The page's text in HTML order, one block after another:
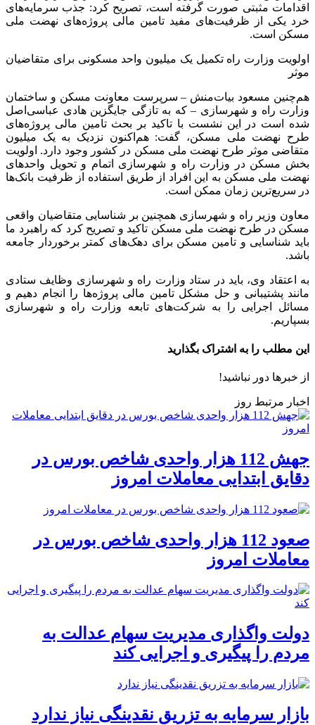
اقدامات مثبتی صورت گرفته است، تصریح کرد: جذب سرمایه‌های
خرد یکی از ظرفیت‌های مفید تامین مالی پروژه‌های نهضت ملی
مسکن است.
اولویت وزارت راه تکمیل یک میلیون واحد مسکونی برای متقاضیان
موثر
هم‌چنین مسعود بیات‌منش – سرپرست معاونت مسکن و ساختمان
وزارت راه و شهرسازی – که به تازگی جایگزین هادی عباسی‌اصل
شده است در این نشست با تاکید بر بحث تامین مالی پروژه‌های
طرح نهضت ملی مسکن، گفت: هم‌اکنون نزدیک به یک میلیون
متقاضی موثر طرح نهضت ملی مسکن در کشور وجود دارد. اولویت
بخش مسکن در وزارت راه و شهرسازی اتمام و تحویل واحدهای
نهضت ملی مسکن به این افراد از طریق استفاده از ظرفیت بانک‌ها
در سریع‌ترین زمان ممکن است.
معاون وزیر راه و شهرسازی همچنین بر شناسایی متقاضیان واقعی
مسکن در طرح نهضت ملی مسکن تاکید و تصریح کرد که راهبرد ما
باید شناسایی و تامین مسکن برای دهک‌های کمتر برخوردار جامعه
باشد.
به اعتقاد وی، باید در ستاد وزارت راه و شهرسازی وظایف ستادی
مانند پشتیبانی و حل مشکل تامین مالی پروژه‌ها را انجام دهیم و
مسائل اجرایی را به شرکت‌های تابعه وزارت راه و شهرسازی
بسپاریم.
این مطلب را به اشتراک بگذارید
از خبرها دور نباشید!
اخبار مرتبط روز
جهش 112 هزار واحدی شاخص بورس در
دقایق ابتدایی معاملات امروز
صعود 112 هزار واحدی شاخص بورس در
معاملات امروز
دولت واگذاری مدیریت سهام عدالت به
مردم را پیگیری و اجرایی کند
بازار سرمایه به تزریق نقدینگی نیاز ندارد